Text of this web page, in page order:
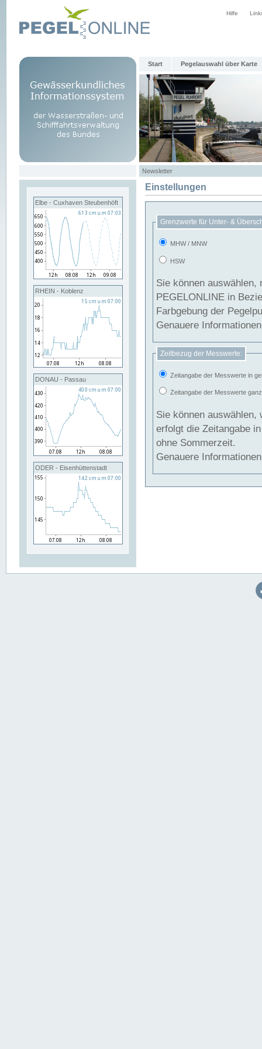
Hilfe
Start Pegelauswahl über Karte
Newsletter
Elbe - Cuxhaven Steubenhöft
RHEIN - Koblenz
DONAU - Passau
ODER - Eisenhüttenstadt
Einstellungen
Grenzwerte für Unter- &
MHW / MNW
HSW
Sie können
PEGELONLINE in Beziehung
Farbgebung der
Genauere
Zeitbezug der Messwerte:
Zeitangabe der Messwerte in
Zeitangabe der Messwerte
Sie können auswählen,
erfolgt die Zeitangabe
ohne Sommerzeit.
Genauere